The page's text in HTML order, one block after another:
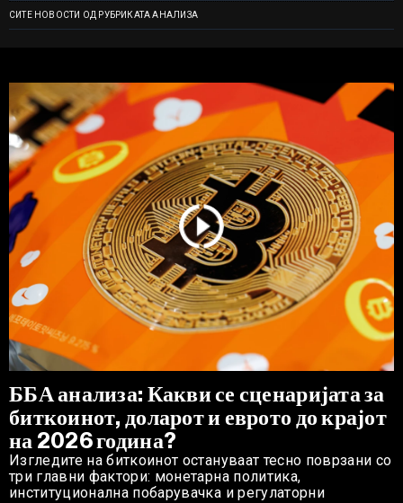
СИТЕ НОВОСТИ ОД РУБРИКАТА АНАЛИЗА
ББА анализа: Какви се сценаријата за
биткоинот, доларот и еврото до крајот
на 2026 година?
Изгледите на биткоинот остануваат тесно поврзани со
три главни фактори: монетарна политика,
институционална побарувачка и регулаторни